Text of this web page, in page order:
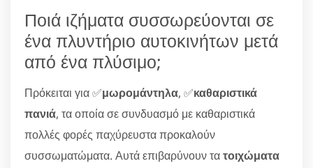
Ποιά ιζήματα συσσωρεύονται σε
ένα πλυντήριο αυτοκινήτων μετά
από ένα πλύσιμο;
Πρόκειται για ✅μωρομάντηλα, ✅καθαριστικά
πανιά, τα οποία σε συνδυασμό με καθαριστικά
πολλές φορές παχύρευστα προκαλούν
συσσωματώματα. Αυτά επιβαρύνουν τατοιχώματα